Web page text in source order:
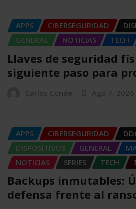
APPS CIBERSEGURIDAD
GENERAL
NOTICIAS TECH
Llaves de seguridad
siguiente paso para
Carlos Conde Ago 7, 2026
APPS CIBERSEGURIDAD
DISPOSITIVOS
GENERAL
NOTICIAS
SERIES TECH
Backups inmutables:
defensa frente al